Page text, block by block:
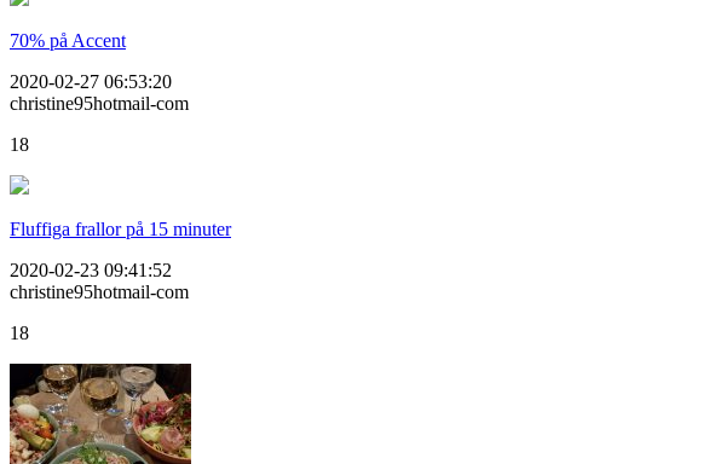
70% på Accent
2020-02-27 06:53:20
christine95hotmail-com
18
Fluffiga frallor på 15 minuter
2020-02-23 09:41:52
christine95hotmail-com
18